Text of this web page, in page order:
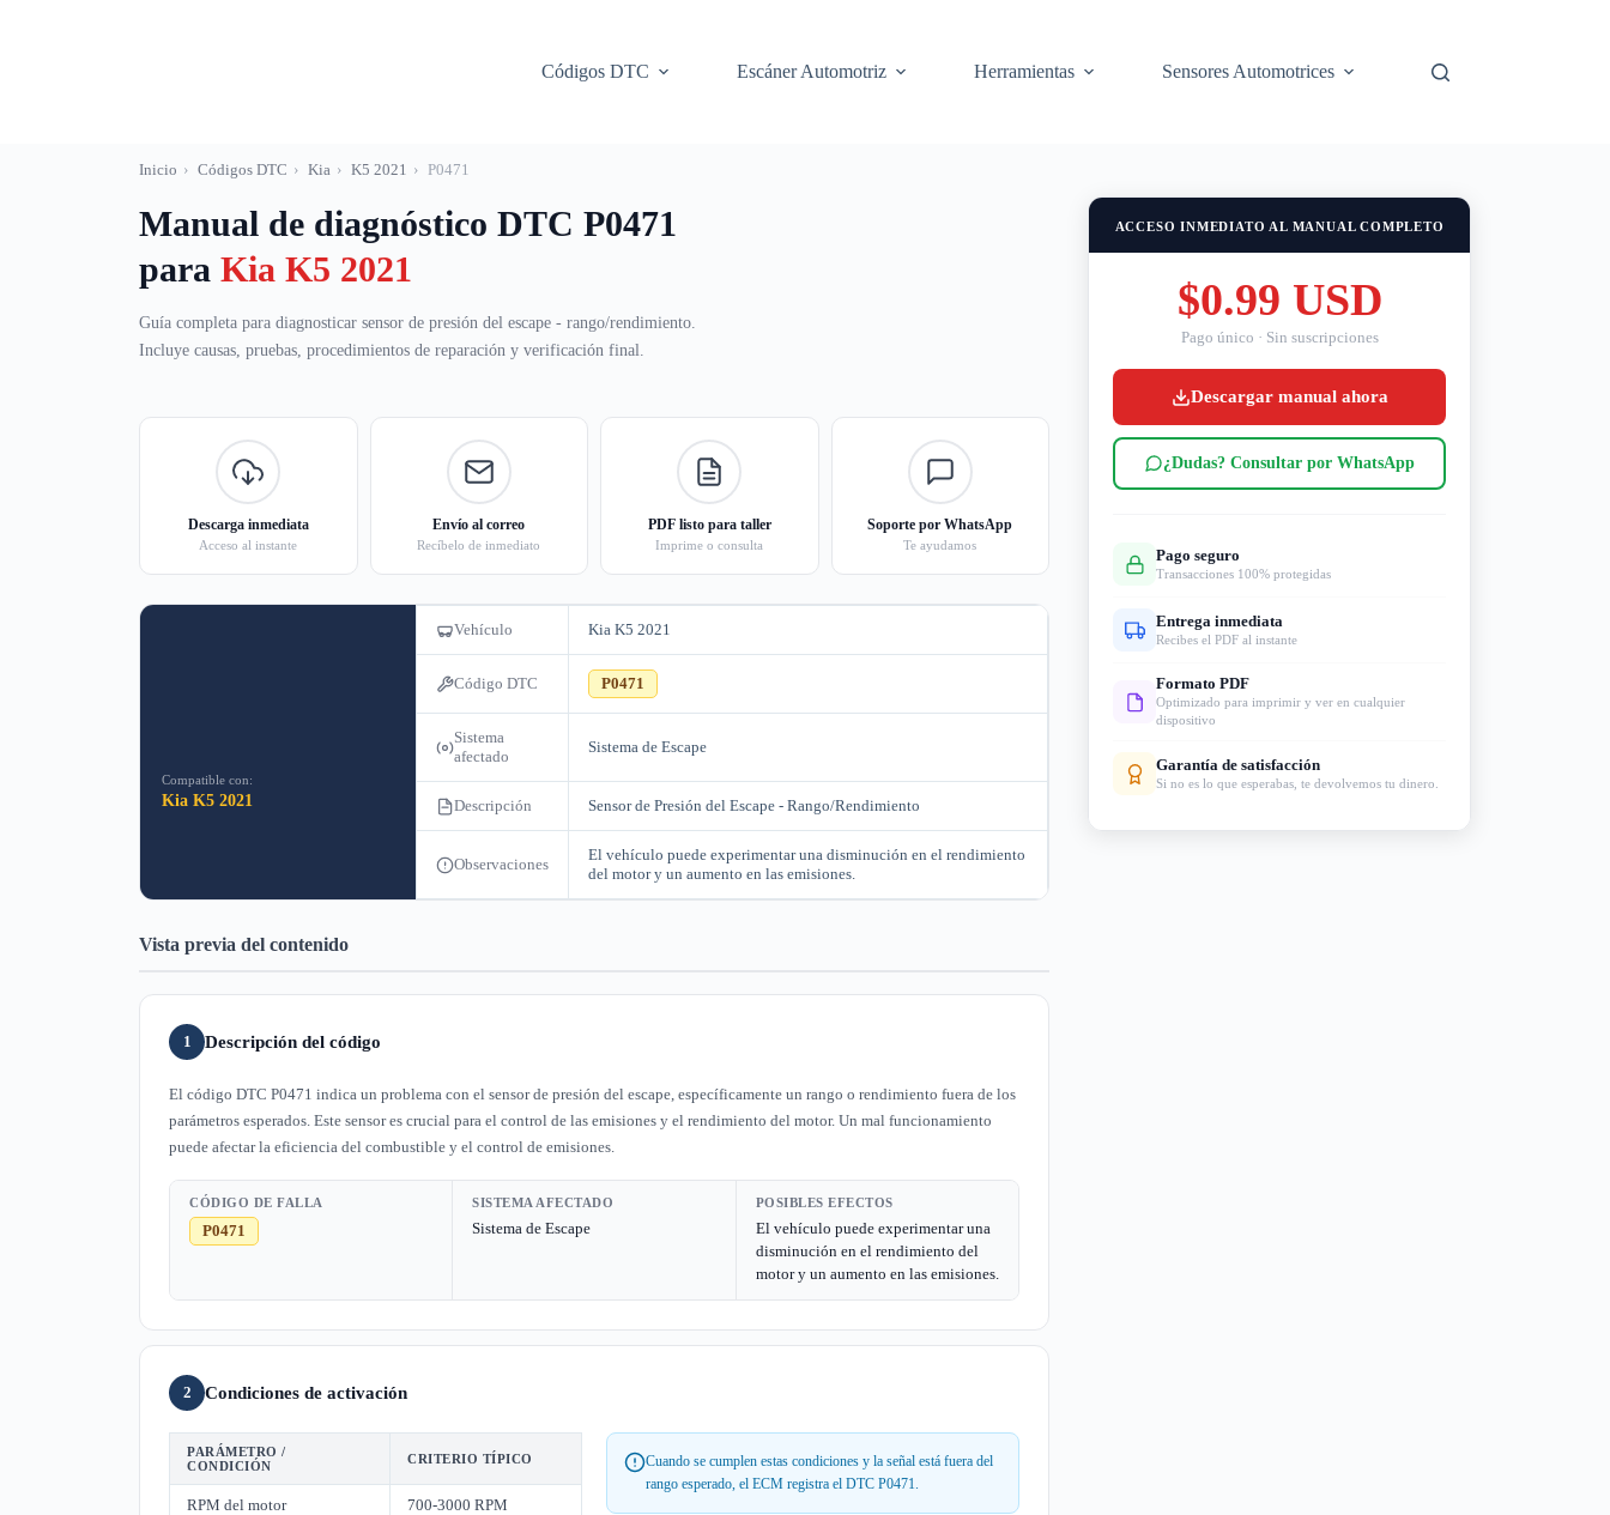
Códigos DTC
Escáner Automotriz Herramientas Sensores Automotrices
Inicio › Códigos DTC › Kia › K5 2021 › P0471
Manual de diagnóstico DTC P0471
para Kia K5 2021
Guía completa para diagnosticar sensor de presión del escape - rango/rendimiento.
Incluye causas, pruebas, procedimientos de reparación y verificación final.
Descarga inmediata
Acceso al instante
Envío al correo
Recíbelo de inmediato
PDF listo para taller
Imprime o consulta
Soporte por WhatsApp
Te ayudamos
Compatible con:
Kia K5 2021
Vehículo Kia K5 2021
Código DTC P0471
Sistema
afectado
Sistema de Escape
Descripción Sensor de Presión del Escape - Rango/Rendimiento
Observaciones
El vehículo puede experimentar una disminución en el rendimiento
del motor y un aumento en las emisiones.
Vista previa del contenido
1 Descripción del código
El código DTC P0471 indica un problema con el sensor de presión del escape, específicamente un rango o rendimiento fuera de los
parámetros esperados. Este sensor es crucial para el control de las emisiones y el rendimiento del motor. Un mal funcionamiento
puede afectar la eficiencia del combustible y el control de emisiones.
CÓDIGO DE FALLA
P0471
SISTEMA AFECTADO
Sistema de Escape
POSIBLES EFECTOS
El vehículo puede experimentar una
disminución en el rendimiento del
motor y un aumento en las emisiones.
2 Condiciones de activación
PARÁMETRO /
CONDICIÓN
CRITERIO TÍPICO
RPM del motor 700-3000 RPM
Cuando se cumplen estas condiciones y la señal está fuera del
rango esperado, el ECM registra el DTC P0471.
ACCESO INMEDIATO AL MANUAL COMPLETO
$0.99 USD
Pago único · Sin suscripciones
Descargar manual ahora
¿Dudas? Consultar por WhatsApp
Pago seguro
Transacciones 100% protegidas
Entrega inmediata
Recibes el PDF al instante
Formato PDF
Optimizado para imprimir y ver en cualquier
dispositivo
Garantía de satisfacción
Si no es lo que esperabas, te devolvemos tu dinero.